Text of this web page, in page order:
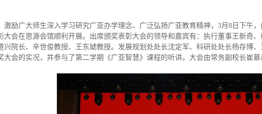
激励广大师生深入学习研究广亚办学理念、广泛弘扬广亚教育精神，3月8日下午
大会在思源会馆顺利开展。出席颁奖表彰大会的领导和嘉宾有：执行董事王新奇
兴院长、辛世俊教授、王东虓教授。发展规划处处长沈定军、科研处处长杨存博
大会的实况，并参与了第二学期《广亚智慧》课程的听讲。大会由常务副校长崔慕